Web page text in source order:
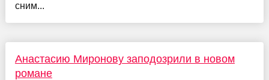
сним...
Анастасию Миронову заподозрили в новом
романе